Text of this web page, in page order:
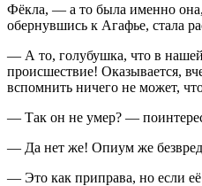
Фёкла, — а то была именно она,
обернувшись к Агафье, стала
— А то, голубушка, что в
происшествие! Оказывается,
вспомнить ничего не может,
— Так он не умер? —
— Да нет же! Опиум же
— Это как приправа, но если